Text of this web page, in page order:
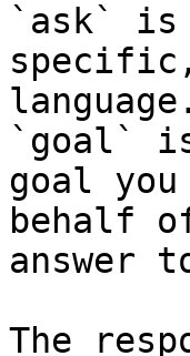
`ask` is
language.
`goal`
goal
behalf
answer
The